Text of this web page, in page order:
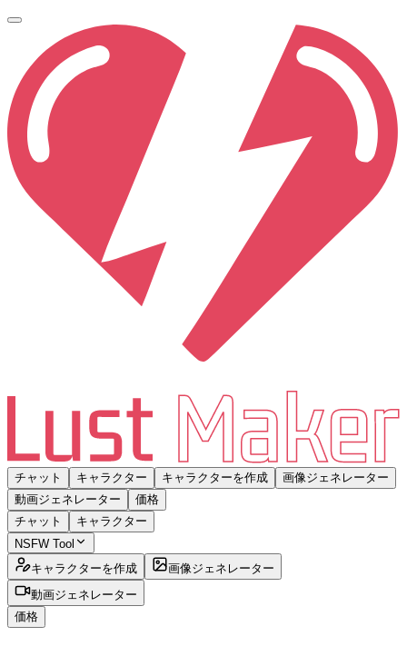
チャット キャラクター キャラクターを作成
画像ジェネレーター
動画ジェネレーター
価格
チャット
キャラクター
NSFW Tool
キャラクターを作成
画像ジェネレーター
動画ジェネレーター
価格